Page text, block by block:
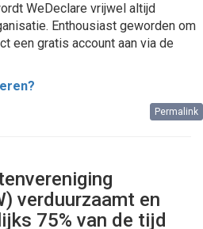
WeDeclare vrijwel altijd
Enthousiast geworden om
een gratis account aan via de
Permalink
verduurzaamt en
75% van de tijd